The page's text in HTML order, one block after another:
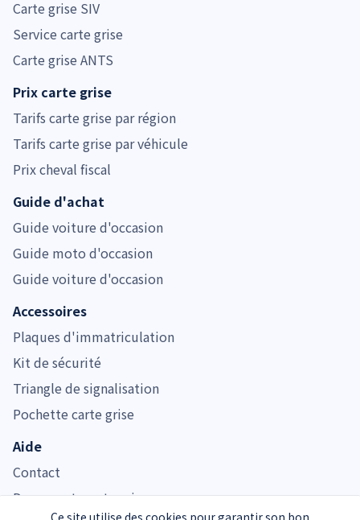
Ce site utilise des cookies pour garantir son bon
Carte grise SIV
Service carte grise
Carte grise ANTS
Prix carte grise
Tarifs carte grise par région
Tarifs carte grise par véhicule
Prix cheval fiscal
Guide d'achat
Guide voiture d'occasion
Guide moto d'occasion
Guide voiture d'occasion
Accessoires
Plaques d'immatriculation
Kit de sécurité
Triangle de signalisation
Pochette carte grise
Aide
Contact
Documents carte grise